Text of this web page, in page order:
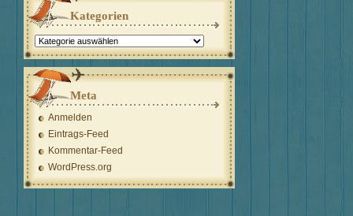
Kategorien
Kategorien
Meta
Anmelden
Eintrags-Feed
Kommentar-Feed
WordPress.org